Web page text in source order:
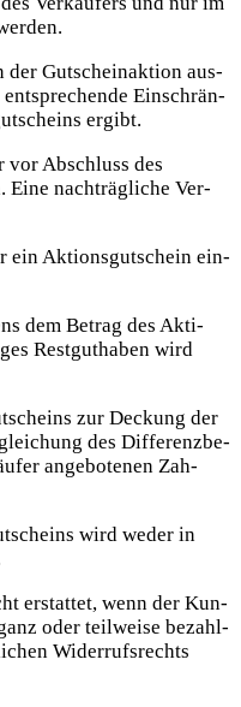
der Gut­schein­ak­ti­on aus­
ent­spre­chen­de Ein­schrän­
ergibt.
Abschluss des
Eine nach­träg­li­che Ver­
ein Akti­ons­gut­schein ein­
dem Betrag des Akti­
Rest­gut­ha­ben wird
zur Deckung der
des Dif­fe­renz­be­
ange­bo­te­nen Zah­
wird weder in
erstat­tet, wenn der Kun­
oder teil­wei­se bezahl­
Wider­rufs­rechts